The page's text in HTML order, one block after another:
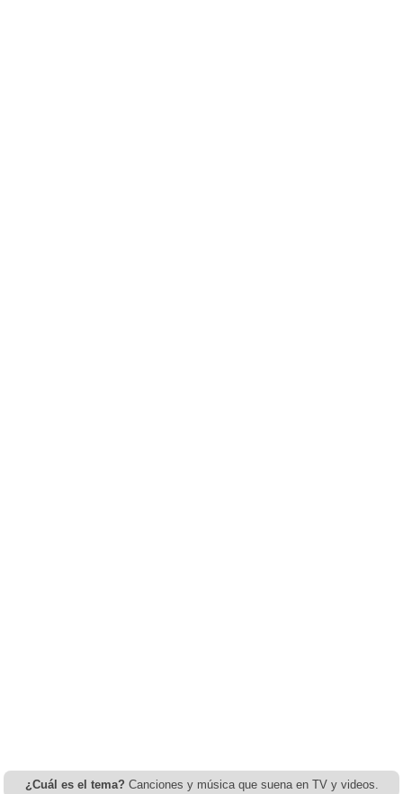
¿Cuál es el tema? Canciones y música que suena en TV y videos.